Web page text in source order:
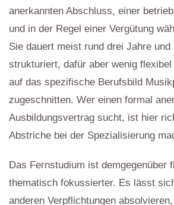
anerkannten Abschluss, einer
und in der Regel einer Vergütung
Sie dauert meist rund drei Jahre
strukturiert, dafür aber wenig flexibel
auf das spezifische Berufsbild
zugeschnitten. Wer einen formal
Ausbildungsvertrag sucht, ist hier
Abstriche bei der Spezialisierung
Das Fernstudium ist demgegenüber
thematisch fokussierter. Es lässt
anderen Verpflichtungen